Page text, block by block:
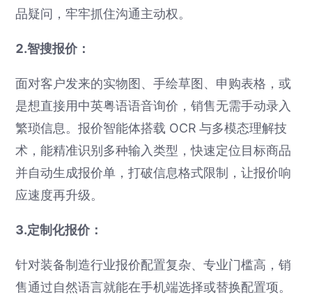
品疑问，牢牢抓住沟通主动权。
2.智搜报价：
面对客户发来的实物图、手绘草图、申购表格，或
是想直接用中英粤语语音询价，销售无需手动录入
繁琐信息。报价智能体搭载 OCR 与多模态理解技
术，能精准识别多种输入类型，快速定位目标商品
并自动生成报价单，打破信息格式限制，让报价响
应速度再升级。
3.定制化报价：
针对装备制造行业报价配置复杂、专业门槛高，销
售通过自然语言就能在手机端选择或替换配置项。